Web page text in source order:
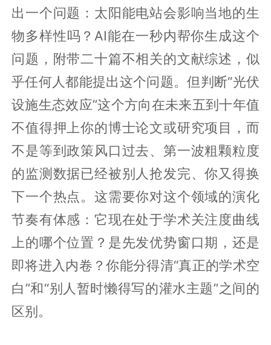
出一个问题：太阳能电站会影响当地的生
物多样性吗？AI能在一秒内帮你生成这个
问题，附带二十篇不相关的文献综述，似
乎任何人都能提出这个问题。但判断“光伏
设施生态效应”这个方向在未来五到十年值
不值得押上你的博士论文或研究项目，而
不是等到政策风口过去、第一波粗颗粒度
的监测数据已经被别人抢发完、你又得换
下一个热点。这需要你对这个领域的演化
节奏有体感：它现在处于学术关注度曲线
上的哪个位置？是先发优势窗口期，还是
即将进入内卷？你能分得清“真正的学术空
白”和“别人暂时懒得写的灌水主题”之间的
区别。